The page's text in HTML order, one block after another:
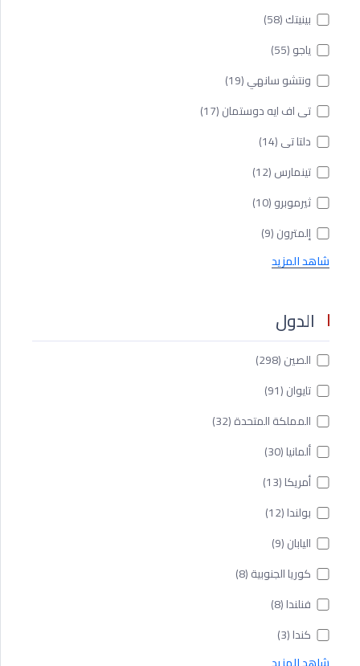
بينيتك(58)
ياجو(55)
ونتشو سانهي(19)
تى اف ايه دوستمان(17)
دلتا تى(14)
تينمارس(12)
ثيرموبرو(10)
إلمترون(9)
شاهد المزيد
الدول
الصين(298)
تايوان(91)
المملكة المتحدة(32)
ألمانيا(30)
أمريكا(13)
بولندا(12)
اليابان(9)
كوريا الجنوبية(8)
فنلندا(8)
كندا(3)